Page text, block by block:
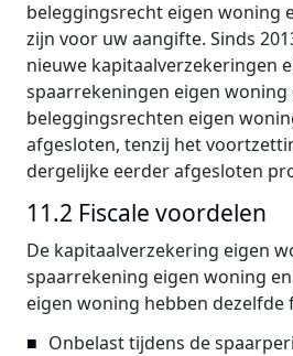
beleggingsrecht eigen woning
zijn voor uw aangifte. Sinds
nieuwe kapitaalverzekeringen
spaarrekeningen eigen woning
beleggingsrechten eigen
afgesloten, tenzij het
dergelijke eerder afgesloten
11.2 Fiscale voordelen
De kapitaalverzekering eigen
spaarrekening eigen woning
eigen woning hebben dezelfde
Onbelast tijdens de